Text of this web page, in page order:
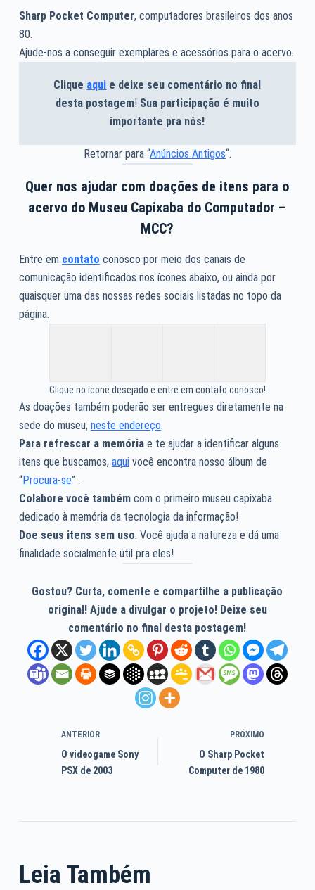
Sharp Pocket Computer, computadores brasileiros dos anos
80.
Ajude-nos a conseguir exemplares e acessórios para o acervo.
Clique aqui e deixe seu comentário no final
desta postagem! Sua participação é muito
importante pra nós!
Retornar para “Anúncios Antigos“.
Quer nos ajudar com doações de itens para o
acervo do Museu Capixaba do Computador –
MCC?
Entre em contato conosco por meio dos canais de
comunicação identificados nos ícones abaixo, ou ainda por
quaisquer uma das nossas redes sociais listadas no topo da
página.
Clique no ícone desejado e entre em contato conosco!
As doações também poderão ser entregues diretamente na
sede do museu, neste endereço.
Para refrescar a memóriae te ajudar a identificar alguns
itens que buscamos, aquivocê encontra nosso álbum de
“Procura-se” .
Colabore você tambémcom o primeiro museu capixaba
dedicado à memória da tecnologia da informação!
Doe seus itens sem uso. Você ajuda a natureza e dá uma
finalidade socialmente útil pra eles!
Gostou? Curta, comente e compartilhe a publicação
original! Ajude a divulgar o projeto! Deixe seu
comentário no final desta postagem!
ANTERIOR
O videogame Sony
PSX de 2003
PRÓXIMO
O Sharp Pocket
Computer de 1980
Leia Também